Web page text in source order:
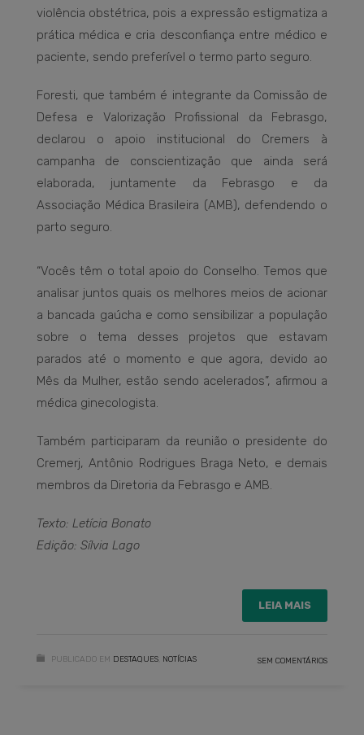
violência obstétrica, pois a expressão estigmatiza a
prática médica e cria desconfiança entre médico e
paciente, sendo preferível o termo parto seguro.
Foresti, que também é integrante da Comissão de
Defesa e Valorização Profissional da Febrasgo,
declarou o apoio institucional do Cremers à
campanha de conscientização que ainda será
elaborada, juntamente da Febrasgo e da
Associação Médica Brasileira (AMB), defendendo o
parto seguro.
“Vocês têm o total apoio do Conselho. Temos que
analisar juntos quais os melhores meios de acionar
a bancada gaúcha e como sensibilizar a população
sobre o tema desses projetos que estavam
parados até o momento e que agora, devido ao
Mês da Mulher, estão sendo acelerados”, afirmou a
médica ginecologista.
Também participaram da reunião o presidente do
Cremerj, Antônio Rodrigues Braga Neto, e demais
membros da Diretoria da Febrasgo e AMB.
Texto: Letícia Bonato
Edição: Sílvia Lago
LEIA MAIS
PUBLICADO EM DESTAQUES NOTÍCIAS SEM COMENTÁRIOS